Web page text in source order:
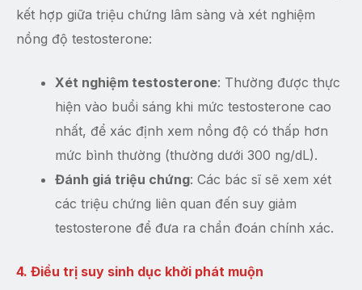
kết hợp giữa triệu chứng lâm sàng và xét nghiệm
nồng độ testosterone:
Xét nghiệm testosterone: Thường được thực
hiện vào buổi sáng khi mức testosterone cao
nhất, để xác định xem nồng độ có thấp hơn
mức bình thường (thường dưới 300 ng/dL).
Đánh giá triệu chứng: Các bác sĩ sẽ xem xét
các triệu chứng liên quan đến suy giảm
testosterone để đưa ra chẩn đoán chính xác.
4. Điều trị suy sinh dục khởi phát muộn